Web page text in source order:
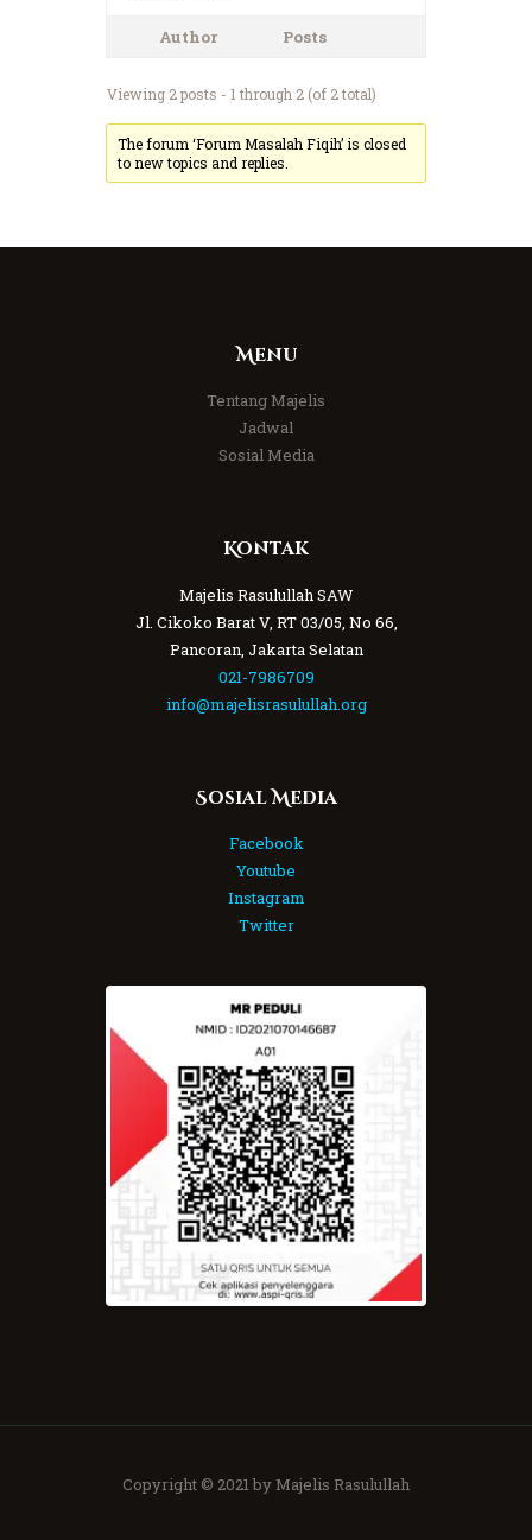
Author Posts
Viewing 2 posts - 1 through 2 (of 2 total)
The forum ‘Forum Masalah Fiqih’ is closed
to new topics and replies.
Menu
Tentang Majelis
Jadwal
Sosial Media
Kontak
Majelis Rasulullah SAW
Jl. Cikoko Barat V, RT 03/05, No 66,
Pancoran, Jakarta Selatan
021-7986709
info@majelisrasulullah.org
Sosial Media
Facebook
Youtube
Instagram
Twitter
Copyright © 2021 by Majelis Rasulullah